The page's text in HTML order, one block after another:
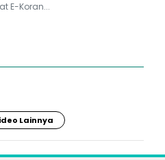
E-Koran...
Lainnya